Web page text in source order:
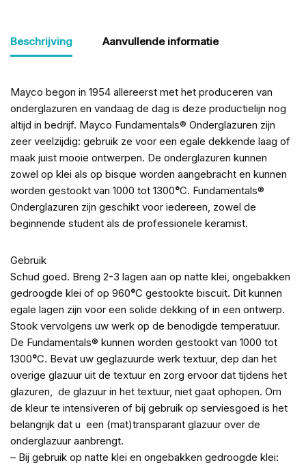
Beschrijving Aanvullende informatie
Mayco begon in 1954 allereerst met het produceren van
onderglazuren en vandaag de dag is deze productielijn nog
altijd in bedrijf. Mayco Fundamentals® Onderglazuren zijn
zeer veelzijdig: gebruik ze voor een egale dekkende laag of
maak juist mooie ontwerpen. De onderglazuren kunnen
zowel op klei als op bisque worden aangebracht en kunnen
worden gestookt van 1000 tot 1300°C. Fundamentals®
Onderglazuren zijn geschikt voor iedereen, zowel de
beginnende student als de professionele keramist.
Gebruik
Schud goed. Breng 2-3 lagen aan op natte klei, ongebakken
gedroogde klei of op 960°C gestookte biscuit. Dit kunnen
egale lagen zijn voor een solide dekking of in een ontwerp.
Stook vervolgens uw werk op de benodigde temperatuur.
De Fundamentals® kunnen worden gestookt van 1000 tot
1300°C. Bevat uw geglazuurde werk textuur, dep dan het
overige glazuur uit de textuur en zorg ervoor dat tijdens het
glazuren, de glazuur in het textuur, niet gaat ophopen. Om
de kleur te intensiveren of bij gebruik op serviesgoed is het
belangrijk dat u een (mat)transparant glazuur over de
onderglazuur aanbrengt.
– Bij gebruik op natte klei en ongebakken gedroogde klei: